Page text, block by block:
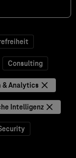
Consulting
& Analytics
Intelligenz